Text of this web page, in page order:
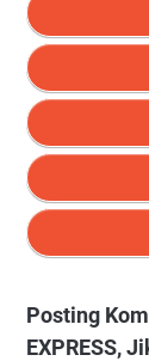
Posting
EXPRESS,